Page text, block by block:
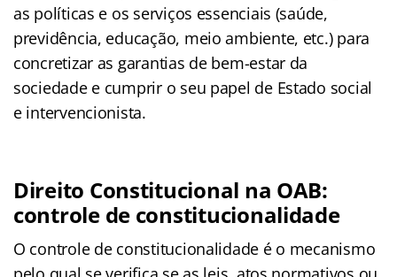
as políticas e os serviços essenciais (saúde,
previdência, educação, meio ambiente, etc.) para
concretizar as garantias de bem-estar da
sociedade e cumprir o seu papel de Estado social
e intervencionista.
Direito Constitucional na OAB:
controle de constitucionalidade
O controle de constitucionalidade é o mecanismo